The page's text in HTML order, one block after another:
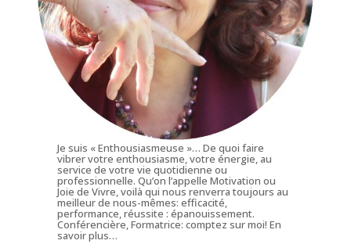
Je suis « Enthousiasmeuse »… De quoi faire
vibrer votre enthousiasme, votre énergie, au
service de votre vie quotidienne ou
professionnelle. Qu’on l’appelle Motivation ou
Joie de Vivre, voilà qui nous renverra toujours au
meilleur de nous-mêmes: efficacité,
performance, réussite : épanouissement.
Conférencière, Formatrice: comptez sur moi!En
savoir plus…